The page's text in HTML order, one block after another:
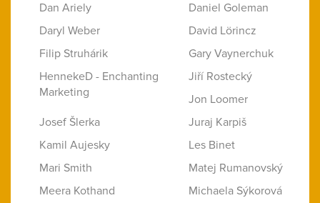
Dan Ariely
Daniel Goleman
Daryl Weber
David Lörincz
Filip Struhárik
Gary Vaynerchuk
HennekeD - Enchanting
Marketing
Jiří Rostecký
Jon Loomer
Josef Šlerka
Juraj Karpiš
Kamil Aujesky
Les Binet
Mari Smith
Matej Rumanovský
Meera Kothand
Michaela Sýkorová